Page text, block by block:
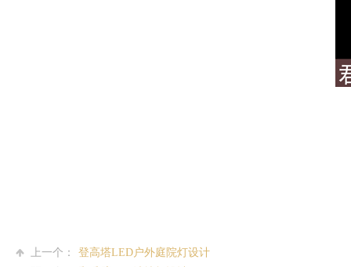
上一个：
登高塔LED户外庭院灯设计